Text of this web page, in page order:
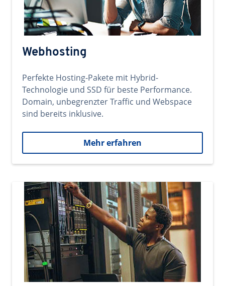
Webhosting
Perfekte Hosting-Pakete mit Hybrid-
Technologie und SSD für beste Performance.
Domain, unbegrenzter Traffic und Webspace
sind bereits inklusive.
Mehr erfahren